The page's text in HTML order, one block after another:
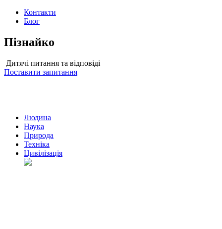
Контакти
Блог
Пізнайко
Дитячі питання та відповіді
Поставити запитання
Людина
Наука
Природа
Техніка
Цивілізація